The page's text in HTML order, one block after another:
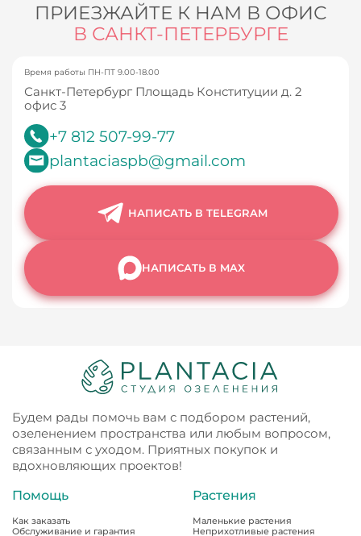
ПРИЕЗЖАЙТЕ К НАМ В ОФИС
В САНКТ-ПЕТЕРБУРГЕ
Время работы ПН-ПТ 9.00-18.00
Санкт-Петербург Площадь Конституции д. 2
офис 3
+7 812 507-99-77
plantaciaspb@gmail.com
НАПИСАТЬ В TELEGRAM
НАПИСАТЬ В MAX
Будем рады помочь вам с подбором растений,
озеленением пространства или любым вопросом,
связанным с уходом. Приятных покупок и
вдохновляющих проектов!
Помощь
Как заказать
Обслуживание и гарантия
Растения
Маленькие растения
Неприхотливые растения